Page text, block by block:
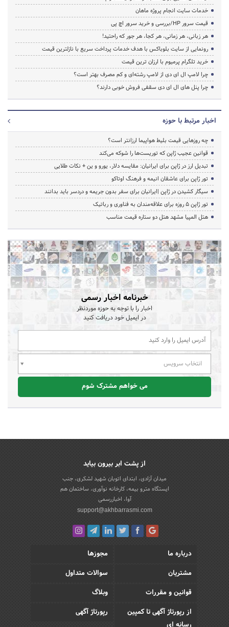
خدمات سایت انجام پروژه ماهان
قیمت سرور HP/بررسی و خرید سرور اچ پی
هر زبانی، هر زمانی، هر کجا، هر جور که راحتید!
رونمایی از سایت بلوباکس با هدف خدمات پرداخت سریع با نازلترین قیمت
خرید تلگرام پرمیوم با ارزان ترین قیمت
چرا لامپ ال ای دی از لامپ رشته‌ای و کم مصرف بهتر است؟
چرا پنل های ال ای دی سقفی فروش خوبی دارند؟
اخبار مرتبط با حوزه
چه روزهایی قیمت بلیط هواپیما ارزانتر است؟
قوانین عجیب ژاپن که توریست‌ها را شوکه می‌کند
تبدیل ارز در ژاپن برای ایرانیان: مقایسه دلار، یورو و ین + نکات طلایی
تور ژاپن برای عاشقان انیمه و فرهنگ اوتاکو
سیگار کشیدن در ژاپن |ایرانیان برای سفر بدون جریمه و دردسر باید بدانند
تور ژاپن ۵ روزه برای علاقه‌مندان به فناوری و رباتیک
هتل المپیا مشهد هتل دو ستاره قیمت مناسب
خبرنامه اخبار رسمی
اخبار را با توجه به حوزه موردنظر
در ایمیل خود دریافت کنید
انتخاب سرویس
می خواهم مشترک شوم
از پشت ابر بیرون بیاید
میدان آزادی، ابتدای اتوبان شهید لشکری، جنب
ایستگاه مترو بیمه، کارخانه نوآوری، ساختمان هم
آوا، اخباررسمی
support@akhbarrasmi.com
درباره ما
مجوزها
مشتریان
سوالات متداول
قوانین و مقررات
وبلاگ
از رپورتاژ آگهی تا کمپین
رپورتاژ آگهی